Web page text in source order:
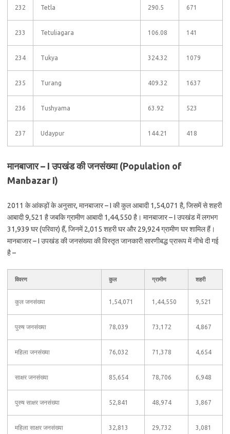
232 Tetla 290.5 671
233 Tetuliagara 106.08 141
234 Tukya 324.32 1079
235 Turang 409.32 1637
236 Tushyama 63.92 523
237 Udaypur 144.21 418
मानबाजार – I उपखंड की जनसंख्या (Population of
Manbazar I)
2011 के आंकड़ों के अनुसार, मानबाजार – I की कुल आबादी 1,54,071 है, जिसमें से शहरी
आबादी 9,521 है जबकि ग्रामीण आबादी 1,44,550 है। मानबाजार – I उपखंड में लगभग
31,939 घर (परिवार) हैं, जिनमें 2,015 शहरी घर और 29,924 ग्रामीण घर शामिल हैं।
मानबाजार – I उपखंड की जनसंख्या की विस्तृत जानकारी सारणीबद्ध प्रारूप में नीचे दी गई
है –
विवरण कुल ग्रामीण शहरी
कुल जनसंख्या 1,54,071 1,44,550 9,521
पुरुष जनसंख्या 78,039 73,172 4,867
महिला जनसंख्या 76,032 71,378 4,654
साक्षर जनसंख्या 85,654 78,706 6,948
पुरुष साक्षर जनसंख्या 52,841 48,974 3,867
महिला साक्षर जनसंख्या 32,813 29,732 3,081